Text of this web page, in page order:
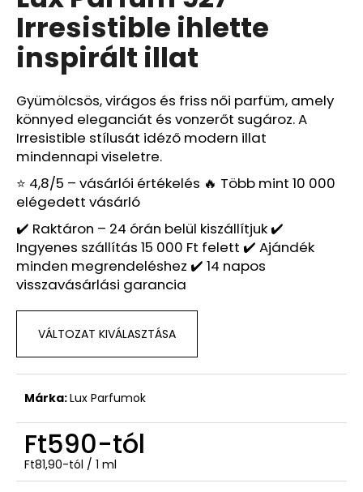
5-
ből
5,0
csillag.
Irresistible ihlette
inspirált illat
Gyümölcsös, virágos és friss női parfüm, amely
könnyed eleganciát és vonzerőt sugároz. A
Irresistible stílusát idéző modern illat
mindennapi viseletre.
⭐ 4,8/5 – vásárlói értékelés 🔥 Több mint 10 000
elégedett vásárló
✔️ Raktáron – 24 órán belül kiszállítjuk ✔️
Ingyenes szállítás 15 000 Ft felett ✔️ Ajándék
minden megrendeléshez ✔️ 14 napos
visszavásárlási garancia
VÁLTOZAT KIVÁLASZTÁSA
Márka:Lux Parfumok
Ft590-tól
Egységár:
Ft81,90-tól / 1 ml
A
j
n
l
j
u
LUX
PARFUM
053
–
MY
WAY
IHLETTE
INSPIRÁLT
ILLAT
–
GIORGIO
Ft590